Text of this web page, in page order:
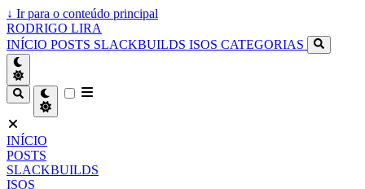
↓ Ir para o conteúdo principal
RODRIGO LIRA
INÍCIO POSTS SLACKBUILDS ISOS CATEGORIAS
INÍCIO
POSTS
SLACKBUILDS
ISOS